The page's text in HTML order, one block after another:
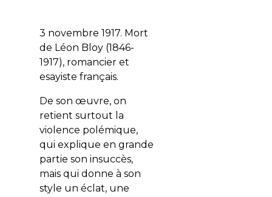
3 novembre 1917. Mort
de Léon Bloy (1846-
1917), romancier et
esayiste français.
De son œuvre, on
retient surtout la
violence polémique,
qui explique en grande
partie son insuccès,
mais qui donne à son
style un éclat, une